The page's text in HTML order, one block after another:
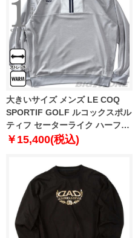
大きいサイズ メンズ LE COQ
SPORTIF GOLF ルコックスポル
ティフ セーターライク ハーフジ
ップ カットソー ストレッチ ゴル
￥15,400(税込)